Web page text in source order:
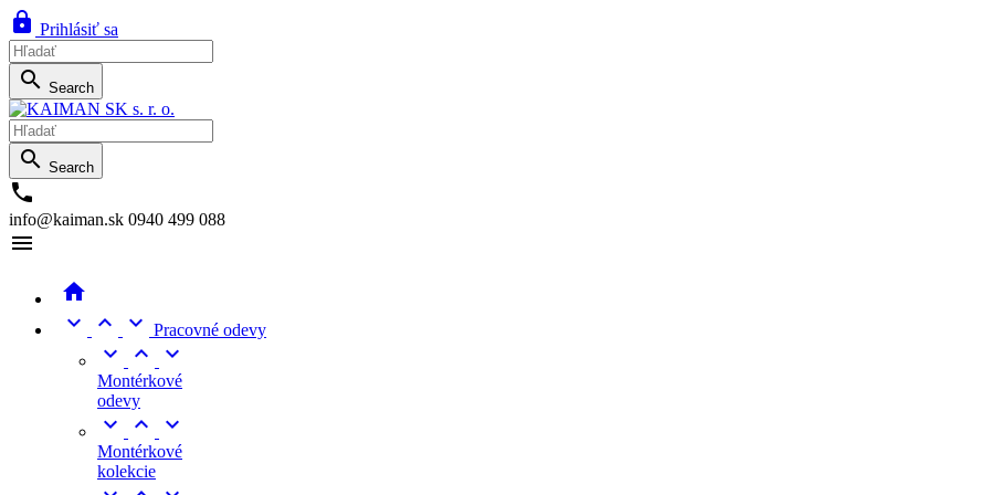
 Prihlásiť sa
 Search
 Search

info@kaiman.sk 0940 499 088



  Pracovné odevy
  
Montérkové
odevy
  
Montérkové
kolekcie